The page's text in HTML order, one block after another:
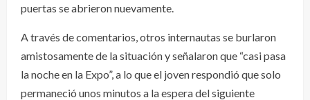
puertas se abrieron nuevamente.
A través de comentarios, otros internautas se burlaron
amistosamente de la situación y señalaron que “casi pasa
la noche en la Expo”, a lo que el joven respondió que solo
permaneció unos minutos a la espera del siguiente